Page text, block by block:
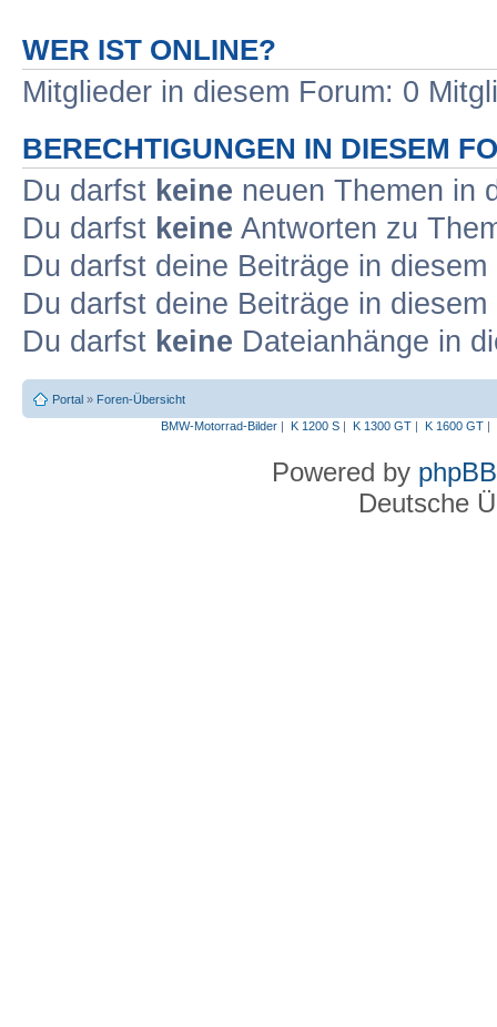
WER IST ONLINE?
Mitglieder in diesem Forum: 0
BERECHTIGUNGEN IN DIESEM
Du darfst keine neuen Themen in
Du darfst keine Antworten zu
Du darfst deine Beiträge in
Du darfst deine Beiträge in
Du darfst keine Dateianhänge in
Portal » Foren-Übersicht
BMW-Motorrad-Bilder| K 1200 S| K 1300 GT| K 1600 GT|
Powered by phpBB
Deutsche